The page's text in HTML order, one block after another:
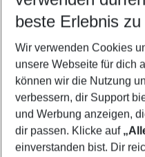
2 Erwachsene Keine
Mehr
beste Erlebnis
Wir verwenden Cookies
unsere Webseite für dich
können wir die Nutzung
verbessern, dir Support
und Werbung anzeigen,
dir passen. Klicke auf
einverstanden bist. Dir